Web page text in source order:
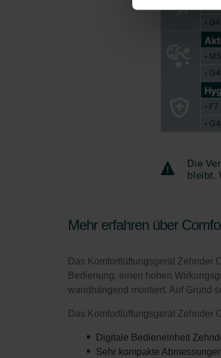
Zehnder Group
Zehnder Group
Zehnder Group
Zehnder Group
Zehnder Group
Zehnder Group
Zehnder Group
Zehnder Polska
Zehnder Group
Mehr erfahren über
Das Komfortlüftungsgerät Zehnder
Bedienung, einen hohen
wandhängend montiert. Auf Grund
Das Komfortlüftungsgerät Zehnder
Digitale Bedieneinheit
Sehr kompakte